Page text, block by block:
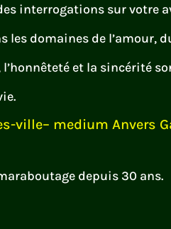
interrogations sur votre
les domaines de l’amour,
et la sincérité
ville– medium Anvers
depuis 30 ans.